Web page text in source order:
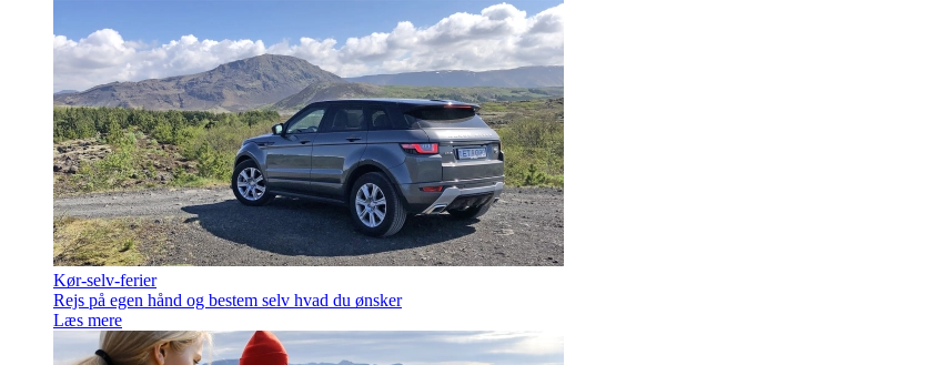
Kør-selv-ferier
Rejs på egen hånd og bestem selv hvad du ønsker
Læs mere